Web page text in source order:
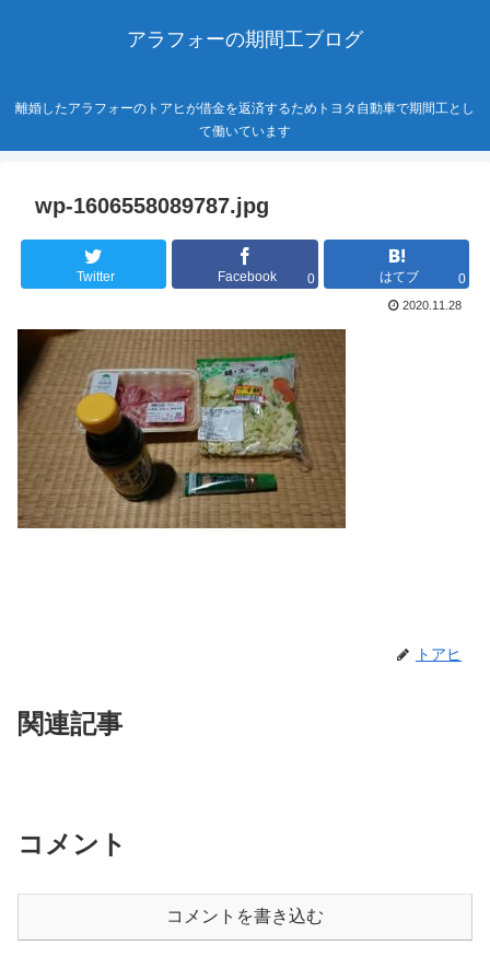
アラフォーの期間工ブログ
離婚したアラフォーのトアヒが借金を返済するためトヨタ自動車で期間工とし
て働いています
wp-1606558089787.jpg
Twitter Facebook 0 はてブ 0
2020.11.28
トアヒ
関連記事
コメント
コメントを書き込む